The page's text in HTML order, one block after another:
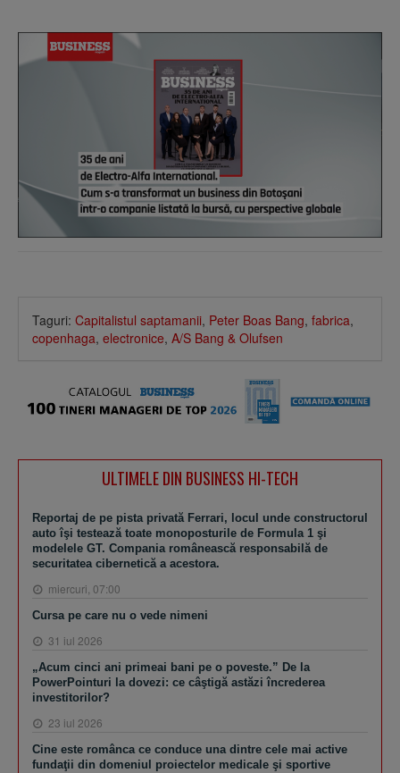
Taguri: Capitalistul saptamanii, Peter Boas Bang, fabrica,
copenhaga, electronice, A/S Bang & Olufsen
ULTIMELE DIN BUSINESS HI-TECH
Reportaj de pe pista privată Ferrari, locul unde constructorul
auto îşi testează toate monoposturile de Formula 1 şi
modelele GT. Compania românească responsabilă de
securitatea cibernetică a acestora.
miercuri, 07:00
Cursa pe care nu o vede nimeni
31 iul 2026
„Acum cinci ani primeai bani pe o poveste.” De la
PowerPointuri la dovezi: ce câştigă astăzi încrederea
investitorilor?
23 iul 2026
Cine este românca ce conduce una dintre cele mai active
fundaţii din domeniul proiectelor medicale şi sportive